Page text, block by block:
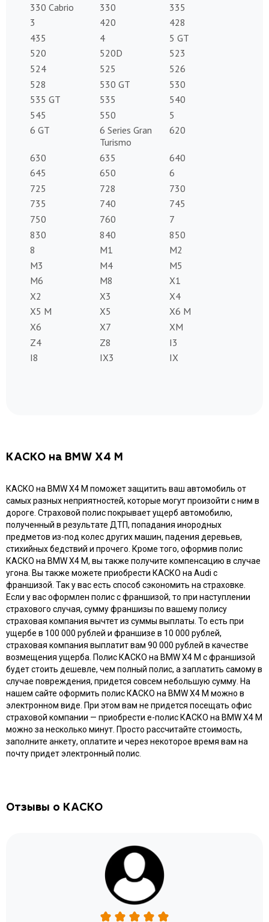
330 Cabrio
330
335
3
420
428
435
4
5 GT
520
520D
523
524
525
526
528
530 GT
530
535 GT
535
540
545
550
5
6 GT
6 Series Gran
Turismo
620
630 635
640
645
650
6
725
728
730
735
740
745
750
760
7
830
840
850
8
M1
M2
M3
M4
M5
M6
M8
X1
X2
X3
X4
X5 M
X5
X6 M
X6
X7
XM
Z4
Z8
I3
I8
IX3 IX
КАСКО на BMW X4 M
КАСКО на BMW X4 M поможет защитить ваш автомобиль от
самых разных неприятностей, которые могут произойти с ним в
дороге. Страховой полис покрывает ущерб автомобилю,
полученный в результате ДТП, попадания инородных
предметов из-под колес других машин, падения деревьев,
стихийных бедствий и прочего. Кроме того, оформив полис
КАСКО на BMW X4 M, вы также получите компенсацию в случае
угона. Вы также можете приобрести КАСКО на Audi с
франшизой. Так у вас есть способ сэкономить на страховке.
Если у вас оформлен полис с франшизой, то при наступлении
страхового случая, сумму франшизы по вашему полису
страховая компания вычтет из суммы выплаты. То есть при
ущербе в 100 000 рублей и франшизе в 10 000 рублей,
страховая компания выплатит вам 90 000 рублей в качестве
возмещения ущерба. Полис КАСКО на BMW X4 M с франшизой
будет стоить дешевле, чем полный полис, а заплатить самому в
случае повреждения, придется совсем небольшую сумму. На
нашем сайте оформить полис КАСКО на BMW X4 M можно в
электронном виде. При этом вам не придется посещать офис
страховой компании — приобрести e-полис КАСКО на BMW X4 M
можно за несколько минут. Просто рассчитайте стоимость,
заполните анкету, оплатите и через некоторое время вам на
почту придет электронный полис.
Отзывы о КАСКО